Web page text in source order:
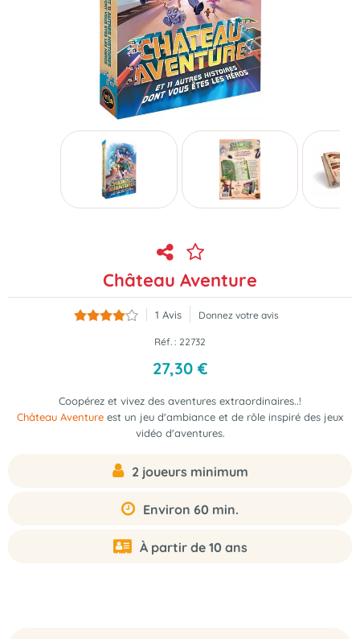
Château Aventure
1 Avis Donnez votre avis
Réf. : 22732
27,30 €
Coopérez et vivez des aventures extraordinaires..!
Château Aventure est un jeu d'ambiance et de rôle inspiré des jeux
vidéo d'aventures.
2 joueurs minimum
Environ 60 min.
À partir de 10 ans